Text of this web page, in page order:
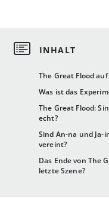
The Great Flood
Was ist das
The Great Flood:
echt?
Sind An-na und Ja-
vereint?
Das Ende von The
letzte Szene?